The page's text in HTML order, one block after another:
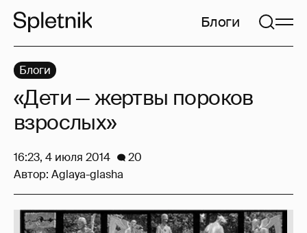
Блоги
Блоги
«Дети — жертвы пороков
взрослых»
16:23, 4 июля 2014
20
Автор: Aglaya-glasha